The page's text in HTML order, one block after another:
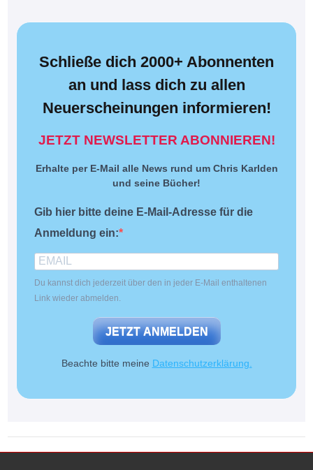
Schließe dich 2000+ Abonnenten
an und lass dich zu allen
Neuerscheinungen informieren!
JETZT NEWSLETTER ABONNIEREN!
Erhalte per E-Mail alle News rund um Chris Karlden
und seine Bücher!
Gib hier bitte deine E-Mail-Adresse für die
Anmeldung ein:
Du kannst dich jederzeit über den in jeder E-Mail enthaltenen
Link wieder abmelden.
JETZT ANMELDEN
Beachte bitte meine Datenschutzerklärung.